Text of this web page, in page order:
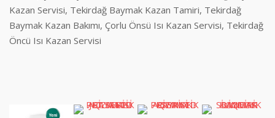
Kazan Servisi, Tekirdağ Baymak Kazan Tamiri, Tekirdağ
Baymak Kazan Bakımı, Çorlu Önsü Isı Kazan Servisi, Tekirdağ
Öncü Isı Kazan Servisi